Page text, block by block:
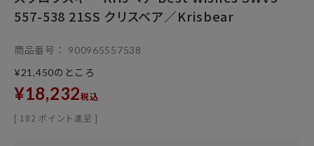
557-538 21SS クリスベア／Krisbear
商品番号
900965557538
¥21,450のところ
¥18,232税込
[ 182 ポイント進呈 ]